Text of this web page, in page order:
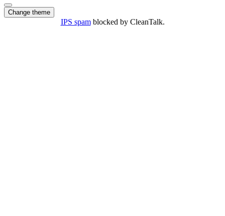
Change theme
IPS spamblocked by CleanTalk.